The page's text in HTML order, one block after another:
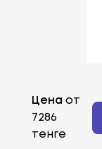
Цена от
7286
тенге